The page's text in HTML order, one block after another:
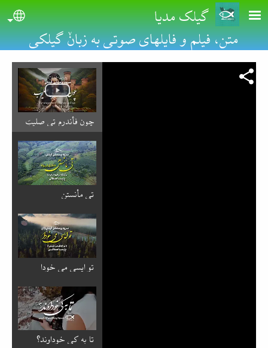
Skip to main content
گیلک مدیا
متن، فیلم و فایلهای صوتی به زبانٚ گیلکی
چون فأندرم تی صلیبَ
تی مأنستن
تو ایسی می خودا
تا به کی خوداوند؟